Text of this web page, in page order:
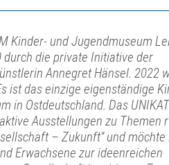
Kinder- und Jugendmuseum
durch die private Initiative der
Annegret Hänsel. 2022
ist das einzige eigenständige
in Ostdeutschland. Das
Ausstellungen zu Themen
– Zukunft“ und möchte
Erwachsene zur ideenreichen